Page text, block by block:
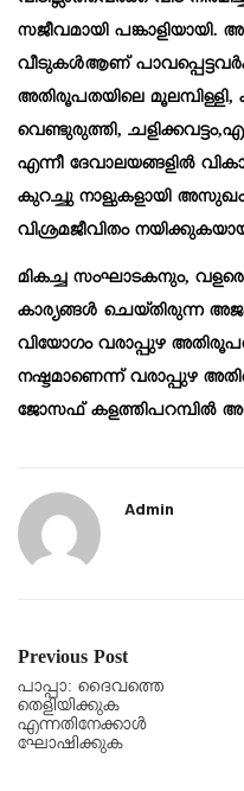
സജീവമായി പങ്കാളിയായി.
വീടുകൾആണ്
അതിരൂപതയിലെ
വെണ്ടുരുത്തി,
എന്നീ ദേവാലയങ്ങളിൽ
കുറച്ചു നാളുകളായി
വിശ്രമജീവിതം
മികച്ച സംഘാടകനും,
കാര്യങ്ങൾ ചെയ്തിരുന്ന
വിയോഗം വരാപ്പുഴ
നഷ്ടമാണെന്ന് വരാപ്പുഴ
ജോസഫ് കളത്തിപറമ്പിൽ
Admin
Previous Post
പാപ്പാ: ദൈവത്തെ
തെളിയിക്കുക
എന്നതിനേക്കാൾ
ഘോഷിക്കുക